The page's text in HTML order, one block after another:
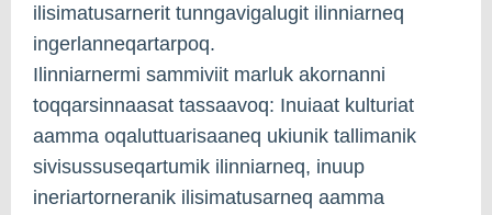
ilisimatusarnerit tunngavigalugit ilinniarneq
ingerlanneqartarpoq.
Ilinniarnermi sammiviit marluk akornanni
toqqarsinnaasat tassaavoq: Inuiaat kulturiat
aamma oqaluttuarisaaneq ukiunik tallimanik
sivisussuseqartumik ilinniarneq, inuup
ineriartorneranik ilisimatusarneq aamma